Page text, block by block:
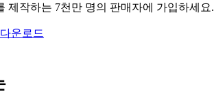
제작하는 7천만 명의 판매자에 가입하세요.
운로드